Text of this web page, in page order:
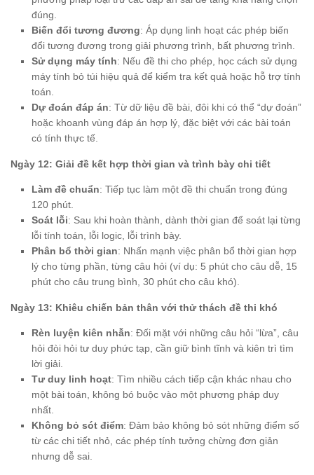
đúng.
Biến đổi tương đương: Áp dụng linh hoạt các phép biến
đổi tương đương trong giải phương trình, bất phương trình.
Sử dụng máy tính: Nếu đề thi cho phép, học cách sử dụng
máy tính bỏ túi hiệu quả để kiểm tra kết quả hoặc hỗ trợ tính
toán.
Dự đoán đáp án: Từ dữ liệu đề bài, đôi khi có thể “dự đoán”
hoặc khoanh vùng đáp án hợp lý, đặc biệt với các bài toán
có tính thực tế.
Ngày 12: Giải đề kết hợp thời gian và trình bày chi tiết
Làm đề chuẩn: Tiếp tục làm một đề thi chuẩn trong đúng
120 phút.
Soát lỗi: Sau khi hoàn thành, dành thời gian để soát lại từng
lỗi tính toán, lỗi logic, lỗi trình bày.
Phân bổ thời gian: Nhấn mạnh việc phân bổ thời gian hợp
lý cho từng phần, từng câu hỏi (ví dụ: 5 phút cho câu dễ, 15
phút cho câu trung bình, 30 phút cho câu khó).
Ngày 13: Khiêu chiến bản thân với thử thách đề thi khó
Rèn luyện kiên nhẫn: Đối mặt với những câu hỏi “lừa”, câu
hỏi đòi hỏi tư duy phức tạp, cần giữ bình tĩnh và kiên trì tìm
lời giải.
Tư duy linh hoạt: Tìm nhiều cách tiếp cận khác nhau cho
một bài toán, không bó buộc vào một phương pháp duy
nhất.
Không bỏ sót điểm: Đảm bảo không bỏ sót những điểm số
từ các chi tiết nhỏ, các phép tính tưởng chừng đơn giản
nhưng dễ sai.